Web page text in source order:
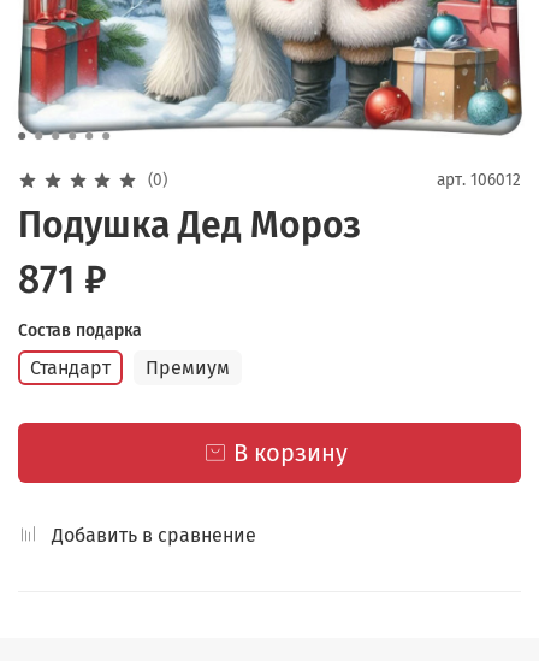
(0) арт. 106012
Подушка Дед Мороз
871 ₽
Состав подарка
Стандарт Премиум
В корзину
Добавить в сравнение